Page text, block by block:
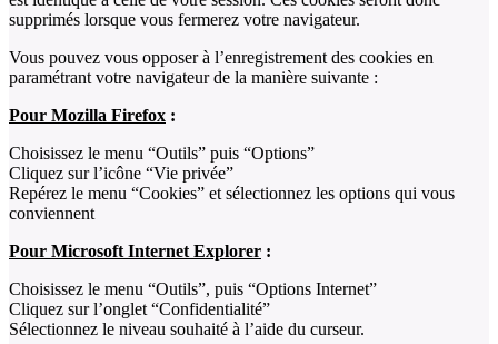
supprimés lorsque vous fermerez votre navigateur.
Vous pouvez vous opposer à l’enregistrement des cookies en
paramétrant votre navigateur de la manière suivante :
Pour Mozilla Firefox :
Choisissez le menu “Outils” puis “Options”
Cliquez sur l’icône “Vie privée”
Repérez le menu “Cookies” et sélectionnez les options qui vous
conviennent
Pour Microsoft Internet Explorer :
Choisissez le menu “Outils”, puis “Options Internet”
Cliquez sur l’onglet “Confidentialité”
Sélectionnez le niveau souhaité à l’aide du curseur.